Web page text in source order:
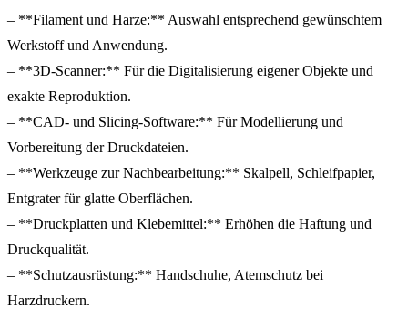
– **Filament und Harze:** Auswahl entsprechend gewünschtem
Werkstoff und Anwendung.
– **3D-Scanner:** Für die Digitalisierung eigener Objekte und
exakte Reproduktion.
– **CAD- und Slicing-Software:** Für Modellierung und
Vorbereitung der Druckdateien.
– **Werkzeuge zur Nachbearbeitung:** Skalpell, Schleifpapier,
Entgrater für glatte Oberflächen.
– **Druckplatten und Klebemittel:** Erhöhen die Haftung und
Druckqualität.
– **Schutzausrüstung:** Handschuhe, Atemschutz bei
Harzdruckern.